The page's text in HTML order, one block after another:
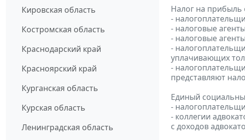
Кировская область
Костромская область
Краснодарский край
Красноярский край
Курганская область
Курская область
Ленинградская область
Налог на прибыль
-
- налоговые
- налоговые
-
уплачивающих
-
представляют
Единый
-
- коллегии
с доходов